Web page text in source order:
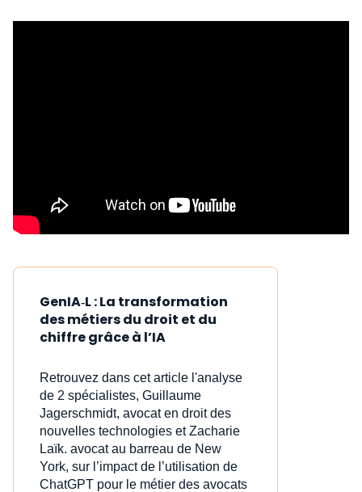
GenIA‑L : La transformation
des métiers du droit et du
chiffre grâce à l’IA
Retrouvez dans cet article l'analyse
de 2 spécialistes, Guillaume
Jagerschmidt, avocat en droit des
nouvelles technologies et Zacharie
Laïk. avocat au barreau de New
York, sur l’impact de l’utilisation de
ChatGPT pour le métier des avocats